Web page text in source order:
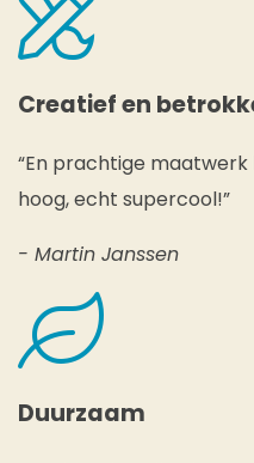
Creatief en
“En prachtige
hoog, echt supercool!”
- Martin Janssen
Duurzaam